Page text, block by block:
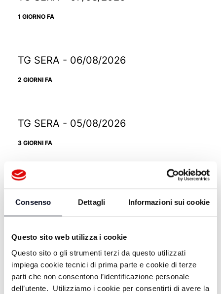
Consenso Dettagli Informazioni sui cookie
Questo sito web utilizza i cookie
Questo sito o gli strumenti terzi da questo utilizzati
impiega cookie tecnici di prima parte e cookie di terze
parti che non consentono l’identificazione personale
dell’utente. Utilizziamo i cookie per consentirti di avere la
1 GIORNO FA
TG SERA - 06/08/2026
2 GIORNI FA
TG SERA - 05/08/2026
3 GIORNI FA
TG SERA - 03/08/2026
5 GIORNI FA
TG SERA - 30/07/2026
9 GIORNI FA